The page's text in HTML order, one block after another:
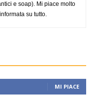
e soap). Mi piace molto
su tutto.
MI PIACE